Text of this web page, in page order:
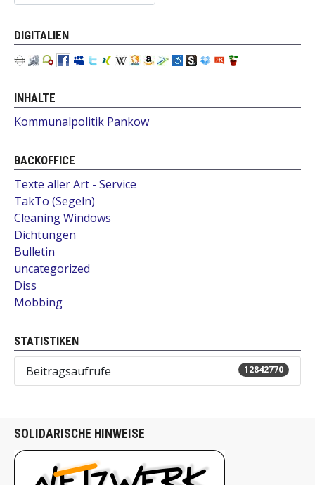
DIGITALIEN
INHALTE
Kommunalpolitik Pankow
BACKOFFICE
Texte aller Art - Service
TakTo (Segeln)
Cleaning Windows
Dichtungen
Bulletin
uncategorized
Diss
Mobbing
STATISTIKEN
Beitragsaufrufe 12842770
SOLIDARISCHE HINWEISE